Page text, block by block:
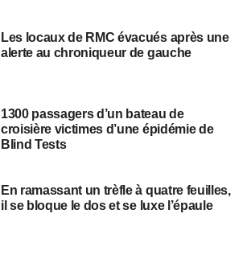
Les locaux de RMC évacués après une
alerte au chroniqueur de gauche
1300 passagers d’un bateau de
croisière victimes d’une épidémie de
Blind Tests
En ramassant un trèfle à quatre feuilles,
il se bloque le dos et se luxe l’épaule